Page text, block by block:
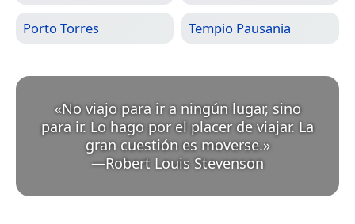
Porto Torres Tempio Pausania
«No viajo para ir a ningún lugar, sino
para ir. Lo hago por el placer de viajar. La
gran cuestión es moverse. »
—Robert Louis Stevenson